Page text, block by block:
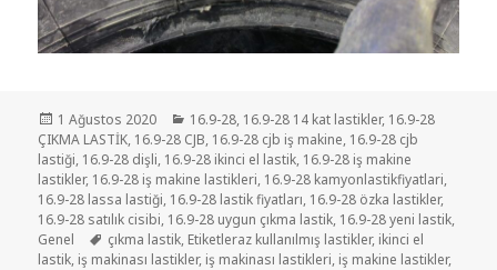
Yayın
tarihi
1 Ağustos 2020 Kategoriler
16.9-28, 16.9-28 14 kat lastikler, 16.9-28
ÇIKMA LASTİK, 16.9-28 CJB, 16.9-28 cjb iş makine, 16.9-28 cjb
lastiği, 16.9-28 dişli, 16.9-28 ikinci el lastik, 16.9-28 iş makine
lastikler, 16.9-28 iş makine lastikleri, 16.9-28 kamyonlastikfiyatlari,
16.9-28 lassa lastiği, 16.9-28 lastik fiyatları, 16.9-28 özka lastikler,
16.9-28 satılık cisibi, 16.9-28 uygun çıkma lastik, 16.9-28 yeni lastik,
Genel
Etiketler
çıkma lastik, Etiketleraz kullanılmış lastikler, ikinci el
lastik, iş makinası lastikler, iş makinası lastikleri, iş makine lastikler,